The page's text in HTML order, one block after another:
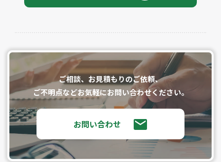
ご相談、お⾒積もりのご依頼、
ご不明点などお気軽にお問い合わせください。
お問い合わせ